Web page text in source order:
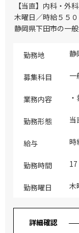
【当直】内科・外
木曜日／時給５５
静岡県下田市の一
勤務地 静
募集科目 一
業務内容
勤務形態 当
給与 時
勤務時間
勤務曜日 木
詳細確認